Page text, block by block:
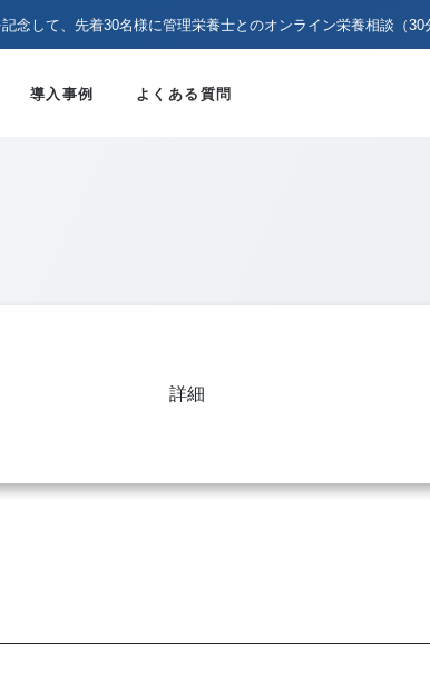
念して、先着30名様に管理栄養士とのオンライン栄養相談（
導入事例 よくある質問
詳細